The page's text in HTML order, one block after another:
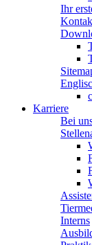
Ihr
Karriere
Bei
Interns